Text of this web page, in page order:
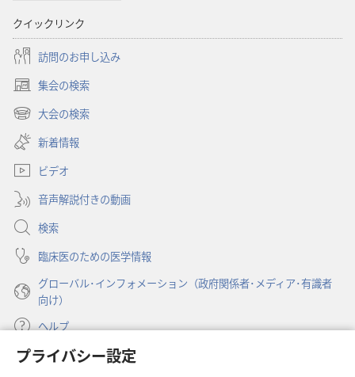
プライバシー設定
クイックリンク
訪問のお申し込み
集会の検索
（新
し
タ
で
開
く）
大会の検索
（新
し
い
タ
ブ
で
開
く）
新着情報
ビデオ
音声解説付きの動画
検索
臨床医のための医学情報
グローバル･インフォメーション（政府関係者･メディア･有識者
向け）
ヘルプ
寄付